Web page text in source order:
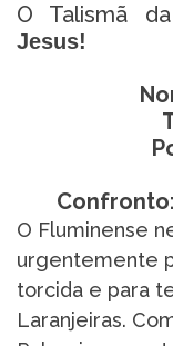
O Talismã
Jesus!
O Fluminense
urgentemente
torcida e para
Laranjeiras.